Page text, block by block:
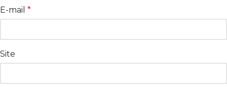
E-mail *
Site